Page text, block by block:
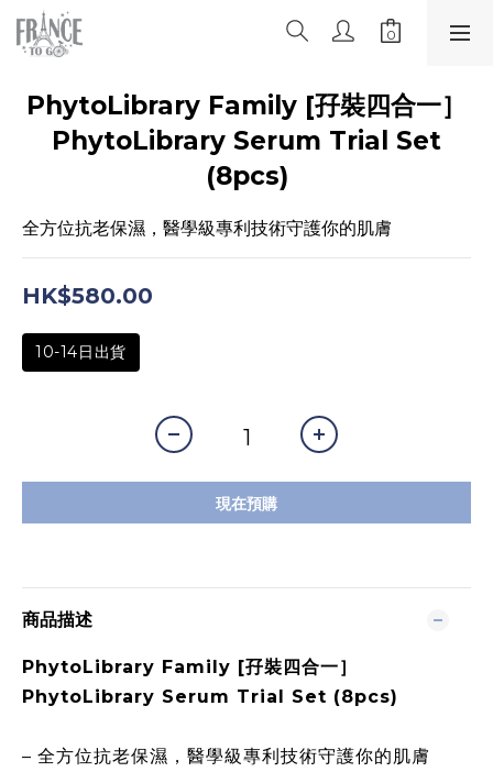
PhytoLibrary Family [孖裝四合一］
PhytoLibrary Serum Trial Set
(8pcs)
全方位抗老保濕，醫學級專利技術守護你的肌膚
HK$580.00
10-14日出貨
現在預購
商品描述
PhytoLibrary Family [孖裝四合一］
PhytoLibrary Serum Trial Set (8pcs)
– 全方位抗老保濕，醫學級專利技術守護你的肌膚